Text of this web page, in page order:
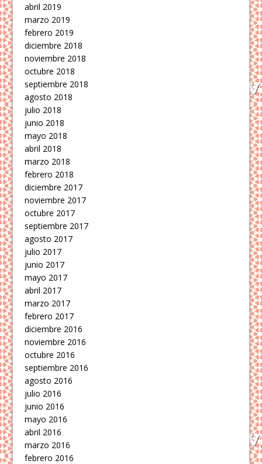
abril 2019
marzo 2019
febrero 2019
diciembre 2018
noviembre 2018
octubre 2018
septiembre 2018
agosto 2018
julio 2018
junio 2018
mayo 2018
abril 2018
marzo 2018
febrero 2018
diciembre 2017
noviembre 2017
octubre 2017
septiembre 2017
agosto 2017
julio 2017
junio 2017
mayo 2017
abril 2017
marzo 2017
febrero 2017
diciembre 2016
noviembre 2016
octubre 2016
septiembre 2016
agosto 2016
julio 2016
junio 2016
mayo 2016
abril 2016
marzo 2016
febrero 2016